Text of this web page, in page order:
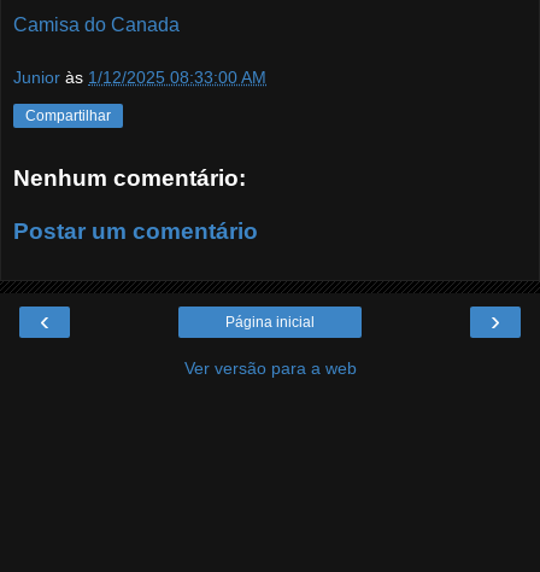
Camisa do Canada
Junior às 1/12/2025 08:33:00 AM
Compartilhar
Nenhum comentário:
Postar um comentário
‹ ›
Página inicial
Ver versão para a web